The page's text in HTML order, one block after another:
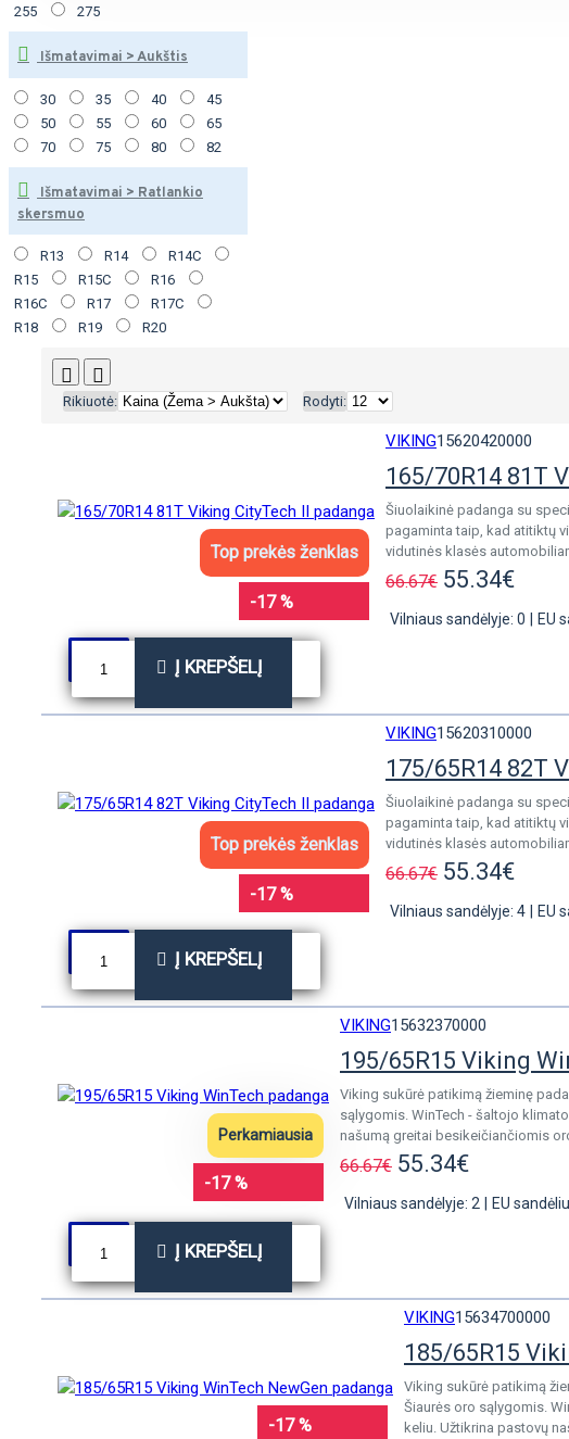
255
275
Išmatavimai > Aukštis
30 35 40
45
50
55 60
65
70
75 80 82
Išmatavimai > Ratlankio
skersmuo
R13 R14
R14C
R15
R15C
R16
R16C
R17
R17C
R18
R19 R20
Rikiuotė: Rodyti:
Top prekės ženklas
-17 %
VIKING15620420000
165/70R14 81T
Šiuolaikinė padanga su
pagaminta taip, kad atitiktų
vidutinės klasės
66.67€ 55.34€
Vilniaus sandėlyje: 0 EU
Į KREPŠELĮ
Top prekės ženklas
-17 %
VIKING15620310000
175/65R14 82T
Šiuolaikinė padanga su
pagaminta taip, kad atitiktų
vidutinės klasės
66.67€ 55.34€
Vilniaus sandėlyje: 4 EU
Į KREPŠELĮ
Perkamiausia
-17 %
VIKING15632370000
195/65R15 Viking
Viking sukūrė patikimą žieminę
sąlygomis. WinTech - šaltojo
našumą greitai besikeičiančiomis
66.67€ 55.34€
Vilniaus sandėlyje: 2 EU
Į KREPŠELĮ
-17 %
VIKING15634700000
185/65R15
Viking sukūrė patikimą
Šiaurės oro sąlygomis.
keliu. Užtikrina pastovų